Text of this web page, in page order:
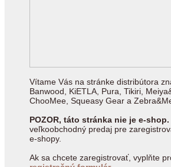
Vítame Vás na stránke distribútora
Banwood, KiETLA, Pura, Tikiri,
ChooMee, Squeasy Gear a
POZOR, táto stránka nie je e-shop.
veľkoobchodný predaj pre
e-shopy.
Ak sa chcete zaregistrovať, vyplňte